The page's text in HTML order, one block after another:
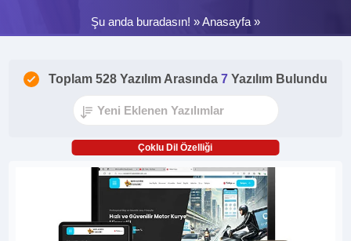
Şu anda buradasın! »Anasayfa »
Toplam 528 Yazılım Arasında 7 Yazılım Bulundu
Çoklu Dil Özelliği